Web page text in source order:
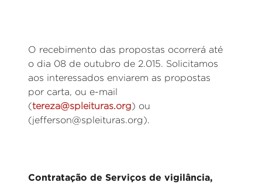
O recebimento das propostas ocorrerá até
o dia 08 de outubro de 2.015. Solicitamos
aos interessados enviarem as propostas
por carta, ou e-mail
(tereza@spleituras.org) ou
(jefferson@spleituras.org).
Contratação de Serviços de vigilância,